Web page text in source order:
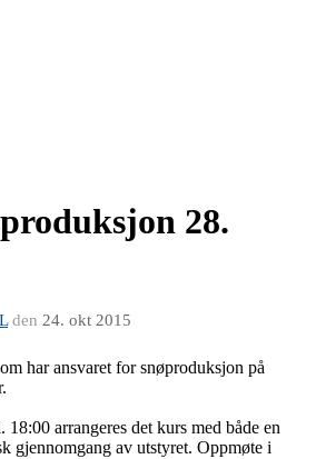
28.
den 24. okt 2015
har ansvaret for snøproduksjon på
arrangeres det kurs med både en
gjennomgang av utstyret. Oppmøte i